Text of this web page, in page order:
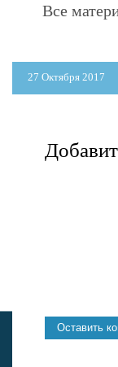
Все
27 Октября 2017